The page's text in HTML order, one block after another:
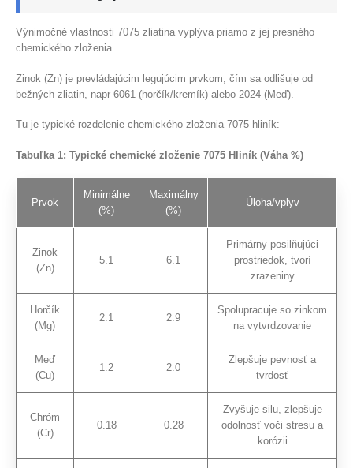
Výnimočné vlastnosti 7075 zliatina vyplýva priamo z jej presného
chemického zloženia.
Zinok (Zn) je prevládajúcim legujúcim prvkom, čím sa odlišuje od
bežných zliatin, napr 6061 (horčík/kremík) alebo 2024 (Meď).
Tu je typické rozdelenie chemického zloženia 7075 hliník:
Tabuľka 1: Typické chemické zloženie 7075 Hliník (Váha %)
Prvok
Minimálne
(%)
Maximálny
(%)
Úloha/vplyv
Zinok
(Zn)
5.1 6.1
Primárny posilňujúci
prostriedok, tvorí
zrazeniny
Horčík
(Mg)
2.1 2.9
Spolupracuje so zinkom
na vytvrdzovanie
Meď
(Cu)
1.2 2.0
Zlepšuje pevnosť a
tvrdosť
Chróm
(Cr)
0.18 0.28
Zvyšuje silu, zlepšuje
odolnosť voči stresu a
korózii